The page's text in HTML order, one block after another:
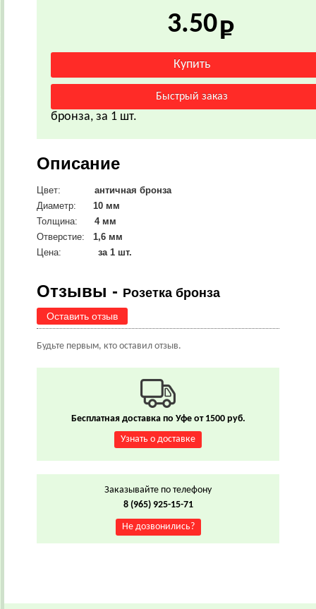
3.50
бронза, за 1 шт.
Описание
Цвет: античная бронза
Диаметр: 10 мм
Толщина: 4 мм
Отверстие: 1,6 мм
Цена:
за 1 шт.
Отзывы - Розетка бронза
Оставить отзыв
Будьте первым, кто оставил отзыв.
Бесплатная доставка по Уфе от 1500 руб.
Узнать о доставке
Заказывайте по телефону
8 (965) 925-15-71
Не дозвонились?